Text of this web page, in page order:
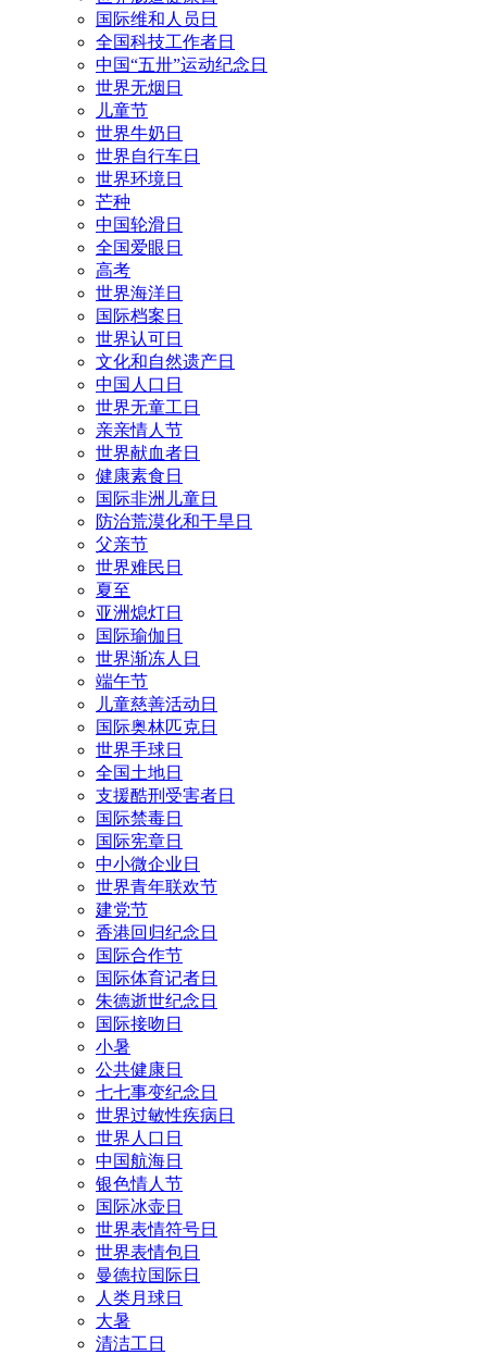
国际维和人员日
全国科技工作者日
中国“五卅”运动纪念日
世界无烟日
儿童节
世界牛奶日
世界自行车日
世界环境日
芒种
中国轮滑日
全国爱眼日
高考
世界海洋日
国际档案日
世界认可日
文化和自然遗产日
中国人口日
世界无童工日
亲亲情人节
世界献血者日
健康素食日
国际非洲儿童日
防治荒漠化和干旱日
父亲节
世界难民日
夏至
亚洲熄灯日
国际瑜伽日
世界渐冻人日
端午节
儿童慈善活动日
国际奥林匹克日
世界手球日
全国土地日
支援酷刑受害者日
国际禁毒日
国际宪章日
中小微企业日
世界青年联欢节
建党节
香港回归纪念日
国际合作节
国际体育记者日
朱德逝世纪念日
国际接吻日
小暑
公共健康日
七七事变纪念日
世界过敏性疾病日
世界人口日
中国航海日
银色情人节
国际冰壶日
世界表情符号日
世界表情包日
曼德拉国际日
人类月球日
大暑
清洁工日